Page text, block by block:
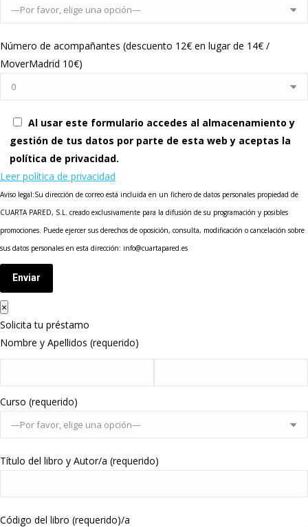
Número de acompañantes (descuento 12€ en lugar de 14€ /
MoverMadrid 10€)
Al usar este formulario accedes al almacenamiento y
gestión de tus datos por parte de esta web y aceptas la
política de privacidad.
Leer política de privacidad
Aviso legal:Su dirección de correo está incluida en un fichero de datos personales propiedad de
CUARTA PARED, S.L. creado exclusivamente para la difusión de su programación y posibles
promociones. Puede ejercer sus derechos de oposición, consulta, modificación o cancelación sobre
sus datos personales en esta dirección: info@cuartapared.es
Enviar
×
Solicita tu préstamo
Nombre y Apellidos (requerido)
Curso (requerido)
Título del libro y Autor/a (requerido)
Código del libro (requerido)/a